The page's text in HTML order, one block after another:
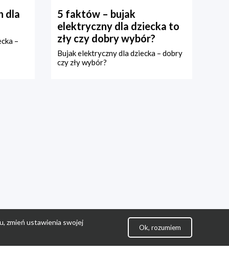
dla
–
5 faktów – bujak
elektryczny dla dziecka to
zły czy dobry wybór?
Bujak elektryczny dla dziecka – dobry
czy zły wybór?
zmień ustawienia swojej
Ok, rozumiem